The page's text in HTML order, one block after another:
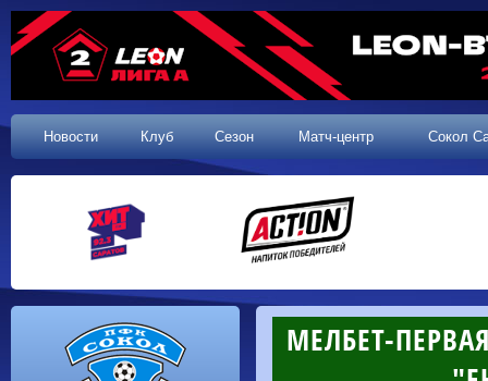
Новости Клуб Сезон Матч-центр Сокол
МЕЛБЕТ-